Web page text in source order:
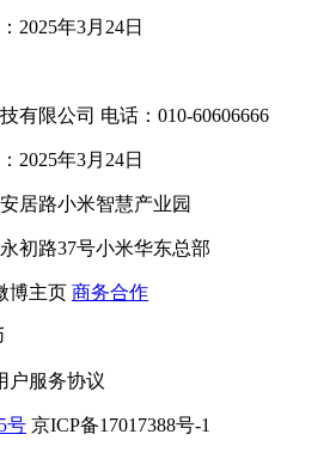
2025年3月24日
有限公司 电话：010-60606666
2025年3月24日
居路小米智慧产业园
初路37号小米华东总部
博主页 商务合作
户服务协议
号 京ICP备17017388号-1